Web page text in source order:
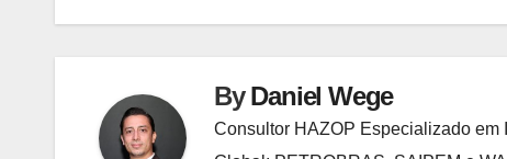
Post
ByDaniel Wege
Consultor HAZOP Especializado em